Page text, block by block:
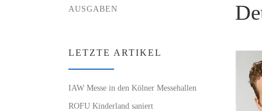
AUSGABEN
LETZTE ARTIKEL
IAW Messe in den Kölner Messehallen
ROFU Kinderland saniert